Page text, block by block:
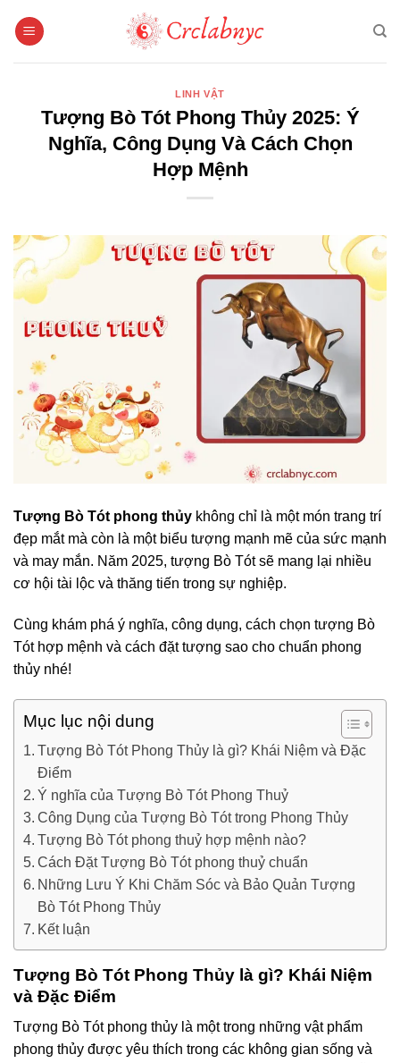
qua
LINH VẬT
Tượng Bò Tót Phong Thủy 2025: Ý
Nghĩa, Công Dụng Và Cách Chọn
Hợp Mệnh
Tượng Bò Tót phong thủy không chỉ là một món trang trí
đẹp mắt mà còn là một biểu tượng mạnh mẽ của sức mạnh
và may mắn. Năm 2025, tượng Bò Tót sẽ mang lại nhiều
cơ hội tài lộc và thăng tiến trong sự nghiệp.
Cùng khám phá ý nghĩa, công dụng, cách chọn tượng Bò
Tót hợp mệnh và cách đặt tượng sao cho chuẩn phong
thủy nhé!
Mục lục nội dung
Tượng Bò Tót Phong Thủy là gì? Khái Niệm và Đặc
Điểm
Ý nghĩa của Tượng Bò Tót Phong Thuỷ
Công Dụng của Tượng Bò Tót trong Phong Thủy
Tượng Bò Tót phong thuỷ hợp mệnh nào?
Cách Đặt Tượng Bò Tót phong thuỷ chuẩn
Những Lưu Ý Khi Chăm Sóc và Bảo Quản Tượng
Bò Tót Phong Thủy
Kết luận
Tượng Bò Tót Phong Thủy là gì? Khái Niệm
và Đặc Điểm
Tượng Bò Tót phong thủy là một trong những vật phẩm
phong thủy được yêu thích trong các không gian sống và